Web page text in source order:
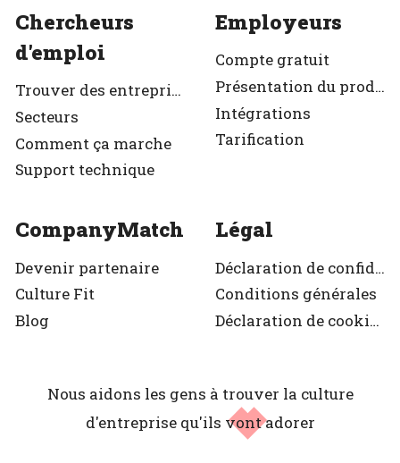
Chercheurs
d'emploi
Trouver des entreprises
Secteurs
Comment ça marche
Support technique
Employeurs
Compte gratuit
Présentation du produit
Intégrations
Tarification
CompanyMatch
Devenir partenaire
Culture Fit
Blog
Légal
Déclaration de confidentialité
Conditions générales
Déclaration de cookies
Nous aidons les gens à trouver la culture
d'entreprise qu'ils vont adorer